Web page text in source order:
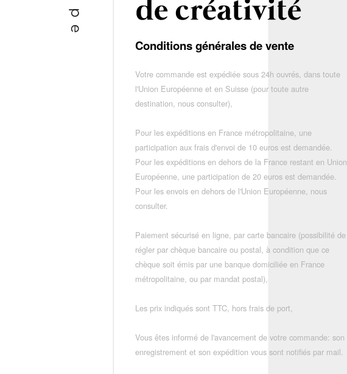
Conditions générales de vente
Votre commande est expédiée sous 24h ouvrés, dans toute
l'Union Européenne et en Suisse (pour toute autre
destination, nous consulter),
Pour les expéditions en France métropolitaine, une
participation aux frais d'envoi de 10 euros est demandée.
Pour les expéditions en dehors de la France restant en Union
Européenne, une participation de 20 euros est demandée.
Pour les envois en dehors de l'Union Européenne, nous
consulter.
Paiement sécurisé en ligne, par carte bancaire (possibilité de
régler par chèque bancaire ou postal, à condition que ce
chèque soit émis par une banque domiciliée en France
métropolitaine, ou par mandat postal),
Les prix indiqués sont TTC, hors frais de port,
Vous êtes informé de l'avancement de votre commande: son
enregistrement et son expédition vous sont notifiés par mail.